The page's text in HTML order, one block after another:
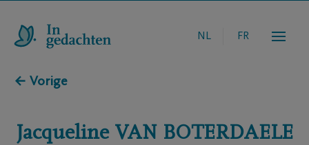
NL FR
← Vorige
Jacqueline VAN BOTERDAELE